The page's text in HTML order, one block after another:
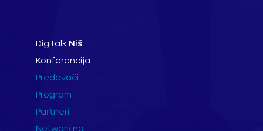
Digitalk Niš
Konferencija
Predavači
Program
Partneri